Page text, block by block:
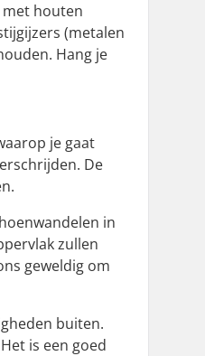
met houten
(metalen
Hang je
je gaat
De
in
zullen
geweldig om
buiten.
is een goed